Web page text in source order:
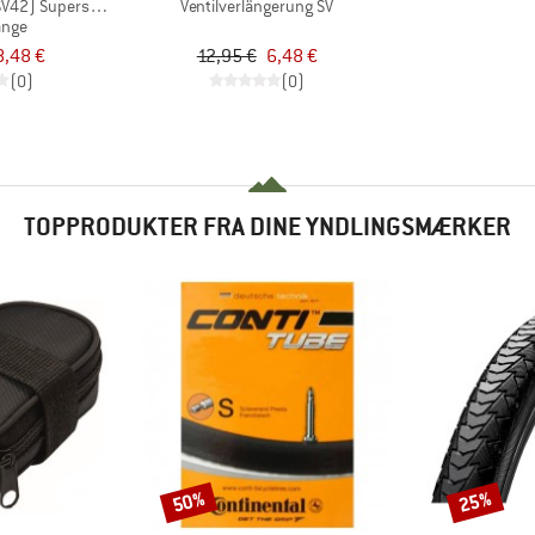
Supersonic
€
(0)
Ventilverlängerung SV
12,95 € 6,48 €
(0)
TOPPRODUKTER FRA DINE YNDLINGSMÆRKER
Rabat
50% Rabat
25%